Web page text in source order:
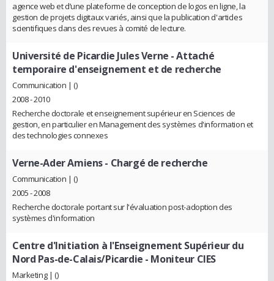
agence web et d’une plateforme de conception de logos en ligne, la
gestion de projets digitaux variés, ainsi que la publication d'articles
scientifiques dans des revues à comité de lecture.
Université de Picardie Jules Verne - Attaché
temporaire d'enseignement et de recherche
Communication | ()
2008 - 2010
Recherche doctorale et enseignement supérieur en Sciences de
gestion, en particulier en Management des systèmes d'information et
des technologies connexes
Verne-Ader Amiens- Chargé de recherche
Communication | ()
2005 - 2008
Recherche doctorale portant sur l'évaluation post-adoption des
systèmes d'information
Centre d'Initiation à l'Enseignement Supérieur du
Nord Pas-de-Calais/Picardie - Moniteur CIES
Marketing | ()